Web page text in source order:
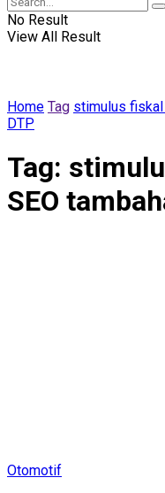
No Result
View All Result
Home Tag stimulus fiskal
DTP
Tag:
SEO
Otomotif